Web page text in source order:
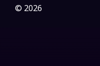
Gothic
© 2026